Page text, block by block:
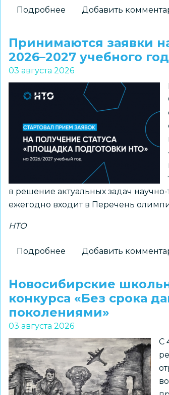
Подробнее
доступны
шаблоны
курсов
внеурочной
деятельности
рекомендуемого
перечня
Минпросвещения
России
Добавить
Принимаются заявки
2026–2027 учебного
03 августа 2026
в решение актуальных задач
ежегодно входит в Перечень
НТО
Подробнее
на
получение
статуса
«Площадка
НТО»
2026–
2027
учебного
Добавить
Новосибирские
конкурса «Без срока
поколениями»
03 августа 2026
С